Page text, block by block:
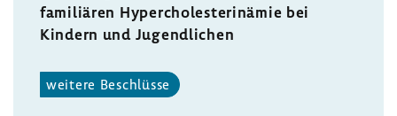
familiären Hypercholesterinämie bei
Kindern und Jugendlichen
weitere Beschlüsse